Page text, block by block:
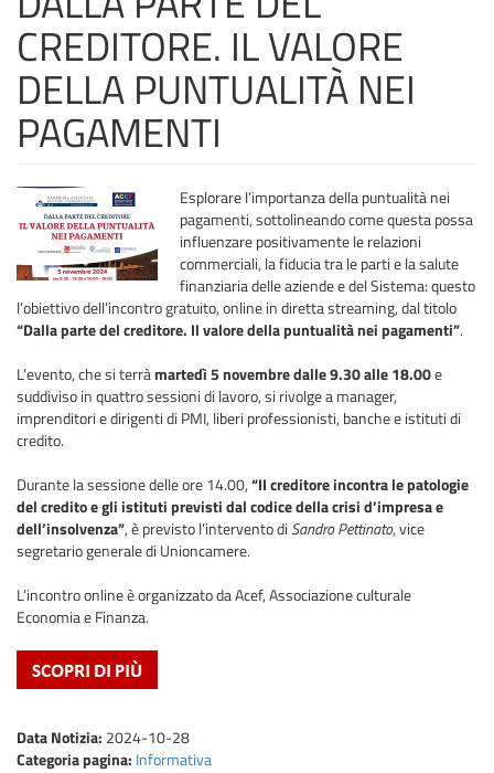
CREDITORE. IL VALORE
DELLA PUNTUALITÀ NEI
PAGAMENTI
Esplorare l’importanza della puntualità nei
pagamenti, sottolineando come questa possa
influenzare positivamente le relazioni
commerciali, la fiducia tra le parti e la salute
finanziaria delle aziende e del Sistema: questo
l’obiettivo dell’incontro gratuito, online in diretta streaming, dal titolo
“Dalla parte del creditore. Il valore della puntualità nei pagamenti”.
L’evento, che si terràmartedì 5 novembre dalle 9.30 alle 18.00e
suddiviso in quattro sessioni di lavoro, si rivolge a manager,
imprenditori e dirigenti di PMI, liberi professionisti, banche e istituti di
credito.
Durante la sessione delle ore 14.00,“II creditore incontra le patologie
del credito e gli istituti previsti dal codice della crisi d’impresa e
dell’insolvenza”, è previsto l’intervento di Sandro Pettinato, vice
segretario generale di Unioncamere.
L’incontro online è organizzato da Acef, Associazione culturale
Economia e Finanza.
Data Notizia: 2024-10-28
Categoria pagina: Informativa